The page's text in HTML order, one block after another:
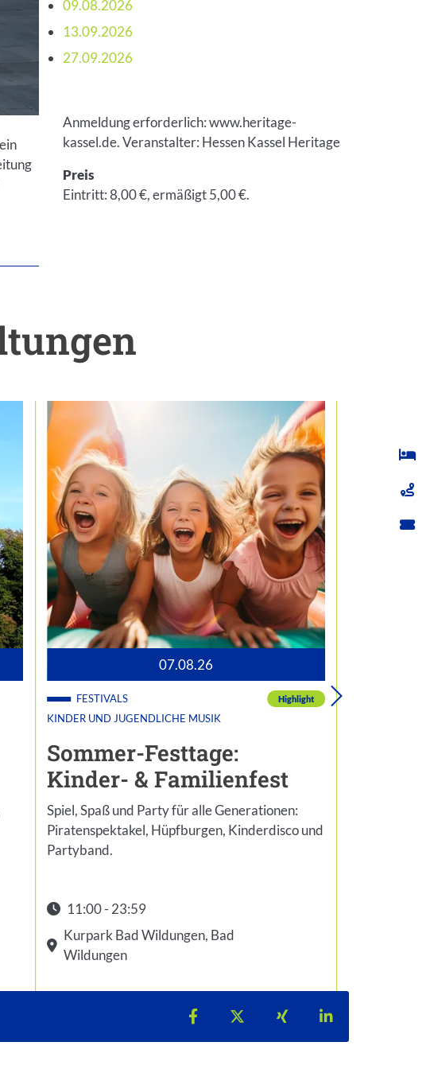
09.08.2026
13.09.2026
27.09.2026
Anmeldung erforderlich: www.heritage-
kassel.de. Veranstalter: Hessen Kassel Heritage
Preis
Eintritt: 8,00 €, ermäßigt 5,00 €.
07.08.26
FESTIVALS
KINDER UND JUGENDLICHE MUSIK
Highlight
Sommer-Festtage:
Kinder- & Familienfest
Spiel, Spaß und Party für alle Generationen:
Piratenspektakel, Hüpfburgen, Kinderdisco und
Partyband.
11:00 - 23:59
Startzeit: 11:00
Kurpark Bad Wildungen, Bad
Wildungen
Teilen auf Facebook
Teilen auf XTeilen auf Xing
Teilen auf